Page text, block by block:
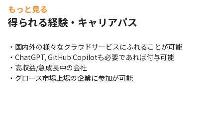
もっと見る
得られる経験・キャリアパス
・国内外の様々なクラウドサービスにふれることが可能
・ChatGPT, GitHub Copilotも必要であれば付与可能
・高収益/急成長中の会社
・グロース市場上場の企業に参加が可能